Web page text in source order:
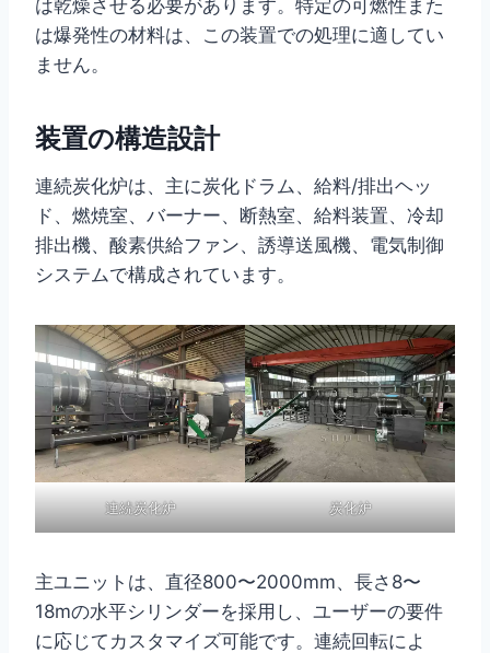
は乾燥させる必要があります。特定の可燃性また
は爆発性の材料は、この装置での処理に適してい
ません。
装置の構造設計
連続炭化炉は、主に炭化ドラム、給料/排出ヘッ
ド、燃焼室、バーナー、断熱室、給料装置、冷却
排出機、酸素供給ファン、誘導送風機、電気制御
システムで構成されています。
連続炭化炉 炭化炉
主ユニットは、直径800〜2000mm、長さ8〜
18mの水平シリンダーを採用し、ユーザーの要件
に応じてカスタマイズ可能です。連続回転によ